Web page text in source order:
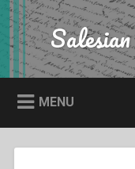
Skip
to
content
Search
MENU